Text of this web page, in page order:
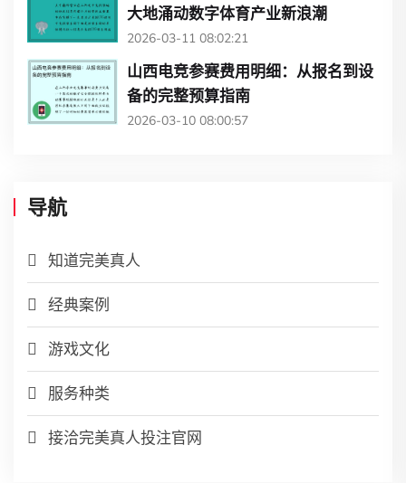
大地涌动数字体育产业新浪潮
2026-03-11 08:02:21
山西电竞参赛费用明细：从报名到设
备的完整预算指南
2026-03-10 08:00:57
导航
知道完美真人
经典案例
游戏文化
服务种类
接洽完美真人投注官网